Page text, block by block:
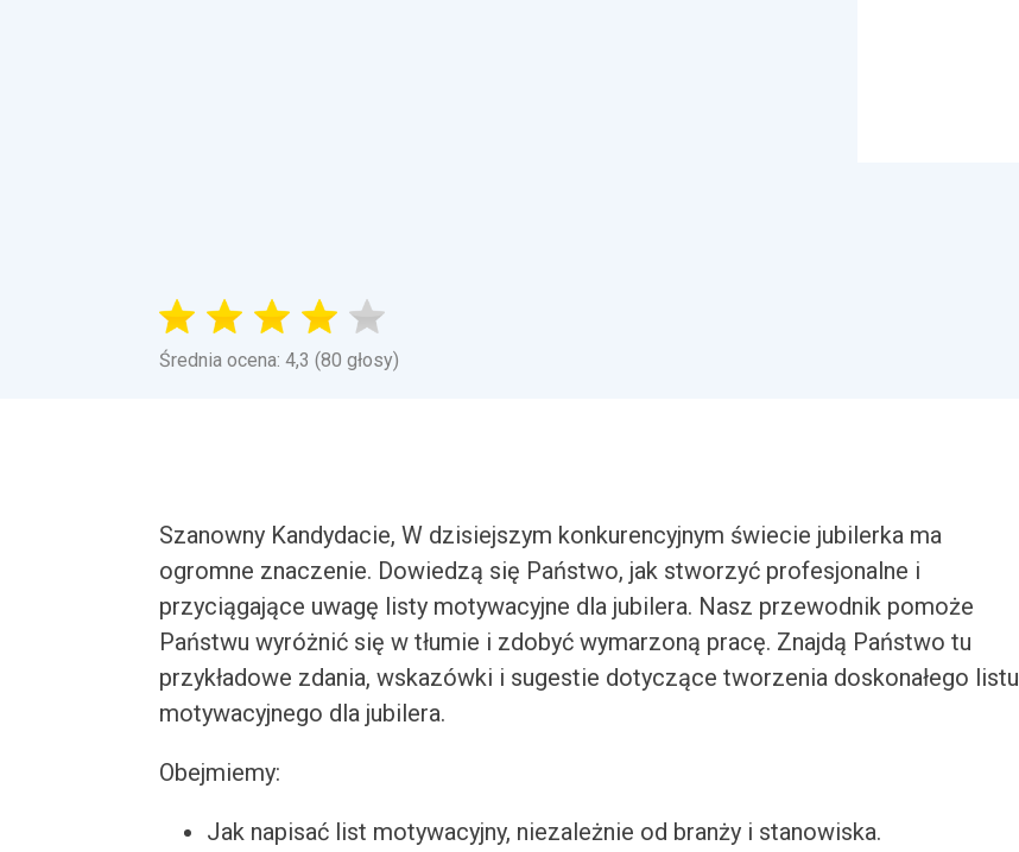
Średnia ocena: 4,3 (80 głosy)
Szanowny Kandydacie, W dzisiejszym konkurencyjnym świecie jubilerka ma
ogromne znaczenie. Dowiedzą się Państwo, jak stworzyć profesjonalne i
przyciągające uwagę listy motywacyjne dla jubilera. Nasz przewodnik pomoże
Państwu wyróżnić się w tłumie i zdobyć wymarzoną pracę. Znajdą Państwo tu
przykładowe zdania, wskazówki i sugestie dotyczące tworzenia doskonałego listu
motywacyjnego dla jubilera.
Obejmiemy:
Jak napisać list motywacyjny, niezależnie od branży i stanowiska.